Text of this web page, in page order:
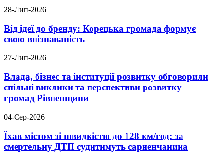
28-Лип-2026
Від ідеї до бренду: Корецька громада формує
свою впізнаваність
27-Лип-2026
Влада, бізнес та інституції розвитку обговорили
спільні виклики та перспективи розвитку
громад Рівненщини
04-Сер-2026
Їхав містом зі швидкістю до 128 км/год: за
смертельну ДТП судитимуть сарненчанина